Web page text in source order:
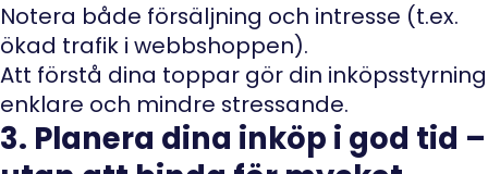
Notera både försäljning och intresse (t.ex.
ökad trafik i webbshoppen).
Att förstå dina toppar gör din inköpsstyrning
enklare och mindre stressande.
3. Planera dina inköp i god tid –